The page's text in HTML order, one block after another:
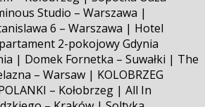
Studio – Warszawa |
6 – Warszawa | Hotel
2-pokojowy Gdynia
| Domek Fornetka – Suwałki | The
– Warsaw | KOLOBRZEG
– Kołobrzeg | All In